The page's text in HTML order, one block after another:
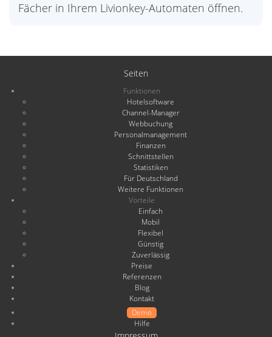
Fächer in Ihrem Livionkey-Automaten öffnen.
Seiten
Funktionen
Hotelsoftware
Channel-Manager
Webbuchung
Personalmanagement
Finanzen
Schnittstellen
Statistiken
Für Deutschland
Weitere Funktionen
Vorteile
Einfach
Mobil
Flexibel
Günstig
Zuverlässig
Preise
Referenzen
Blog
Kontakt
Demo
Hilfe